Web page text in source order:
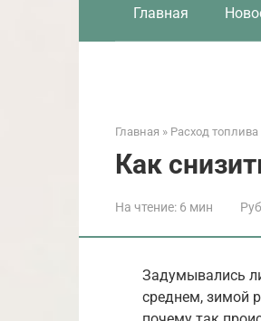
Главная
Главная » Расход
Как
На чтение: 6 мин
Задумывались
среднем, зимой